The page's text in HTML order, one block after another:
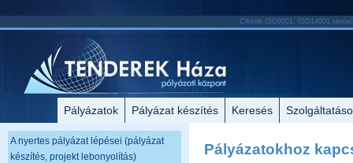
Cikkek ISO9001, ISO14001
Pályázatok Pályázat készítés Keresés
A nyertes pályázat lépései (pályázat
készítés, projekt lebonyolítás)
Pályázatokhoz